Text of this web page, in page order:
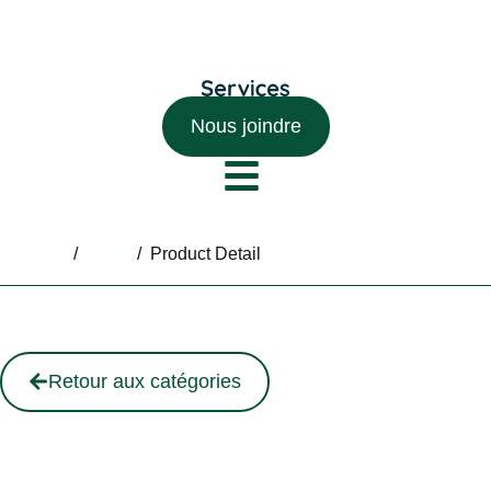
Nous joindre
/ / Product Detail
Retour aux catégories